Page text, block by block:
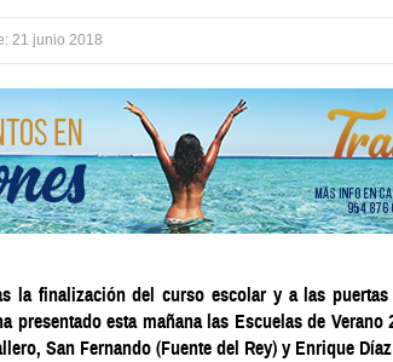
21 junio 2018
la finalización del curso escolar y a las
presentado esta mañana las Escuelas de
San Fernando (Fuente del Rey) y Enrique